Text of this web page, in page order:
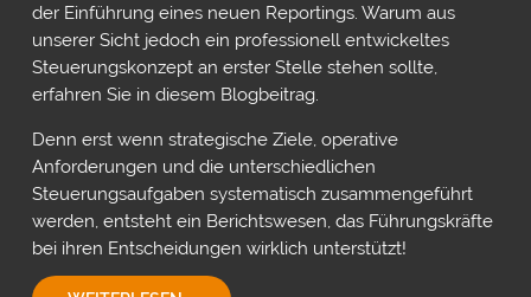
der Einführung eines neuen Reportings. Warum aus
unserer Sicht jedoch ein professionell entwickeltes
Steuerungskonzept an erster Stelle stehen sollte,
erfahren Sie in diesem Blogbeitrag.
Denn erst wenn strategische Ziele, operative
Anforderungen und die unterschiedlichen
Steuerungsaufgaben systematisch zusammengeführt
werden, entsteht ein Berichtswesen, das Führungskräfte
bei ihren Entscheidungen wirklich unterstützt!